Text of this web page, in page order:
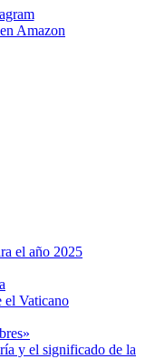
el año 2025
el Vaticano
y el significado de la